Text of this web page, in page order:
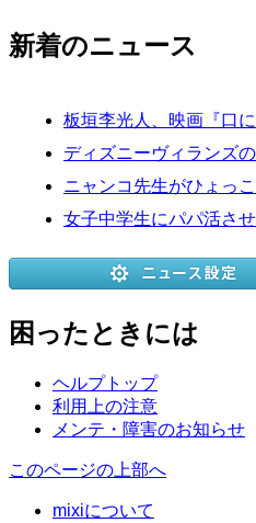
新着のニュース
板垣李光人、映画『口
ディズニーヴィランズ
ニャンコ先生がひょっ
女子中学生にパパ活さ
困ったときには
ヘルプトップ
利用上の注意
メンテ・障害のお知らせ
このページの上部へ
mixiについて